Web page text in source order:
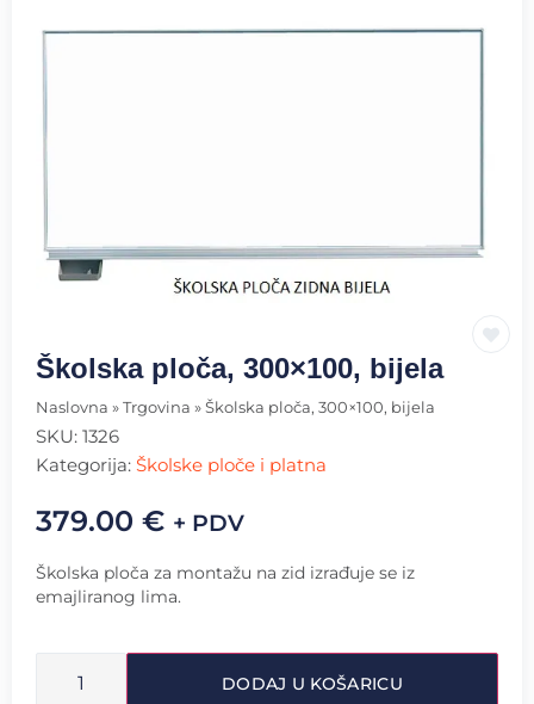
Školska ploča, 300×100, bijela
Naslovna » Trgovina » Školska ploča, 300×100, bijela
SKU: 1326
Kategorija: Školske ploče i platna
379.00 € + PDV
Školska ploča za montažu na zid izrađuje se iz
emajliranog lima.
DODAJ U KOŠARICU